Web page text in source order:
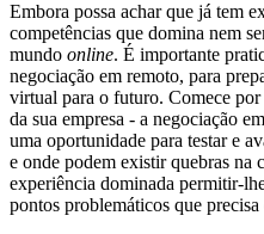
Embora possa achar que já tem
competências que domina nem
mundo online. É importante
negociação em remoto, para
virtual para o futuro. Comece
da sua empresa - a negociação
uma oportunidade para testar e
e onde podem existir quebras na
experiência dominada permitir-
pontos problemáticos que precisa